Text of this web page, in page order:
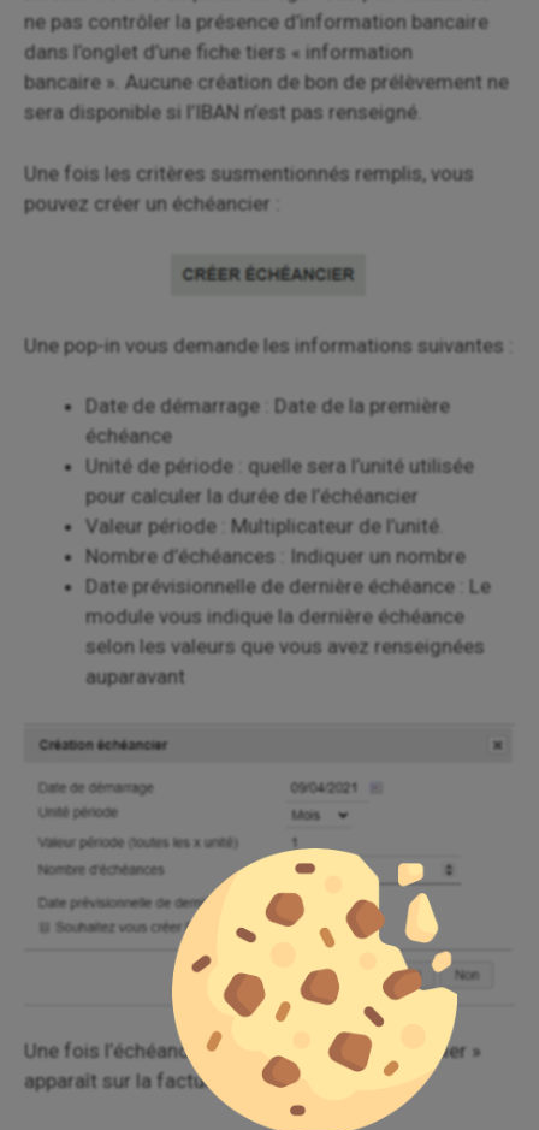
ne pas contrôler la présence d’information bancaire
dans l’onglet d’une fiche tiers « information
bancaire ». Aucune création de bon de prélèvement ne
sera disponible si l’IBAN n’est pas renseigné.
Une fois les critères susmentionnés remplis, vous
pouvez créer un échéancier :
Une pop-in vous demande les informations suivantes :
Date de démarrage : Date de la première
échéance
Unité de période : quelle sera l’unité utilisée
pour calculer la durée de l’échéancier
Valeur période : Multiplicateur de l’unité.
Nombre d’échéances : Indiquer un nombre
Date prévisionnelle de dernière échéance : Le
module vous indique la dernière échéance
selon les valeurs que vous avez renseignées
auparavant
Une fois l’échéancier créé, un onglet « Échéancier »
apparaît sur la facture :